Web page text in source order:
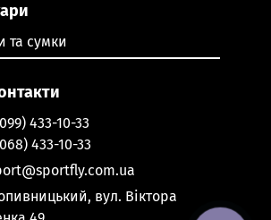
та сумки
433-10-33
433-10-33
вул. Віктора